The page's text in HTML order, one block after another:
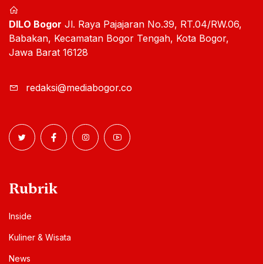
DILO Bogor Jl. Raya Pajajaran No.39, RT.04/RW.06,
Babakan, Kecamatan Bogor Tengah, Kota Bogor,
Jawa Barat 16128
redaksi@mediabogor.co
Rubrik
Inside
Kuliner & Wisata
News